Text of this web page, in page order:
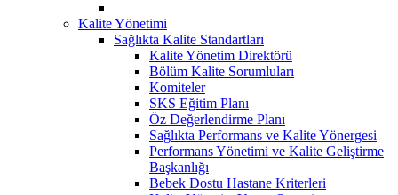
Kalite Yönetimi
Sağlıkta Kalite Standartları
Kalite Yönetim Direktörü
Bölüm Kalite Sorumluları
Komiteler
SKS Eğitim Planı
Öz Değerlendirme Planı
Sağlıkta Performans ve Kalite Yönergesi
Performans Yönetimi ve Kalite Geliştirme
Başkanlığı
Bebek Dostu Hastane Kriterleri